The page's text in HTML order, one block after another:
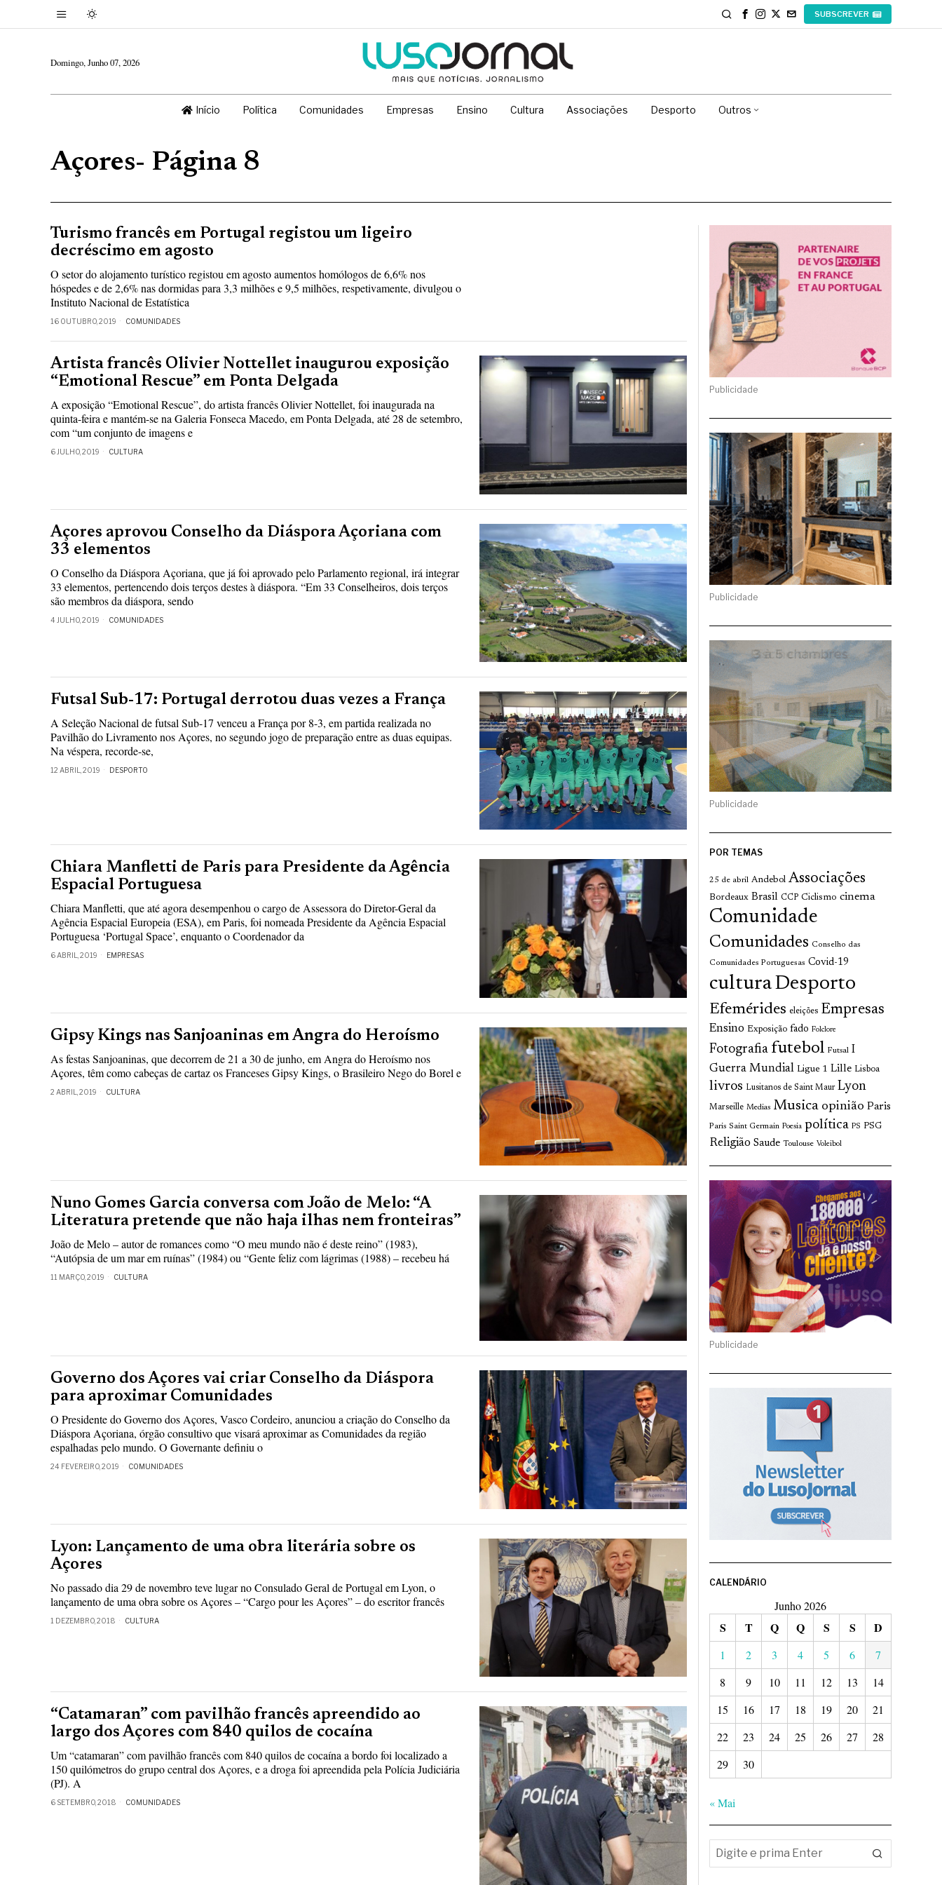
SUBSCREVER
Domingo, Junho 07, 2026
Início Política Comunidades Empresas Ensino Cultura Associações Desporto Outros
Açores- Página 8
Turismo francês em Portugal registou um ligeiro
decréscimo em agosto
O setor do alojamento turístico registou em agosto aumentos homólogos de 6,6% nos
hóspedes e de 2,6% nas dormidas para 3,3 milhões e 9,5 milhões, respetivamente, divulgou o
Instituto Nacional de Estatística
16 OUTUBRO, 2019 COMUNIDADES
Artista francês Olivier Nottellet inaugurou exposição
“Emotional Rescue” em Ponta Delgada
A exposição “Emotional Rescue”, do artista francês Olivier Nottellet, foi inaugurada na
quinta-feira e mantém-se na Galeria Fonseca Macedo, em Ponta Delgada, até 28 de setembro,
com “um conjunto de imagens e
6 JULHO, 2019 CULTURA
Açores aprovou Conselho da Diáspora Açoriana com
33 elementos
O Conselho da Diáspora Açoriana, que já foi aprovado pelo Parlamento regional, irá integrar
33 elementos, pertencendo dois terços destes à diáspora. “Em 33 Conselheiros, dois terços
são membros da diáspora, sendo
4 JULHO, 2019 COMUNIDADES
Futsal Sub-17: Portugal derrotou duas vezes a França
A Seleção Nacional de futsal Sub-17 venceu a França por 8-3, em partida realizada no
Pavilhão do Livramento nos Açores, no segundo jogo de preparação entre as duas equipas.
Na véspera, recorde-se,
12 ABRIL, 2019 DESPORTO
Chiara Manfletti de Paris para Presidente da Agência
Espacial Portuguesa
Chiara Manfletti, que até agora desempenhou o cargo de Assessora do Diretor-Geral da
Agência Espacial Europeia (ESA), em Paris, foi nomeada Presidente da Agência Espacial
Portuguesa ‘Portugal Space’, enquanto o Coordenador da
6 ABRIL, 2019 EMPRESAS
Gipsy Kings nas Sanjoaninas em Angra do Heroísmo
As festas Sanjoaninas, que decorrem de 21 a 30 de junho, em Angra do Heroísmo nos
Açores, têm como cabeças de cartaz os Franceses Gipsy Kings, o Brasileiro Nego do Borel e
2 ABRIL, 2019 CULTURA
Nuno Gomes Garcia conversa com João de Melo: “A
Literatura pretende que não haja ilhas nem fronteiras”
João de Melo – autor de romances como “O meu mundo não é deste reino” (1983),
“Autópsia de um mar em ruínas” (1984) ou “Gente feliz com lágrimas (1988) – recebeu há
11 MARÇO, 2019 CULTURA
Governo dos Açores vai criar Conselho da Diáspora
para aproximar Comunidades
O Presidente do Governo dos Açores, Vasco Cordeiro, anunciou a criação do Conselho da
Diáspora Açoriana, órgão consultivo que visará aproximar as Comunidades da região
espalhadas pelo mundo. O Governante definiu o
24 FEVEREIRO, 2019 COMUNIDADES
Lyon: Lançamento de uma obra literária sobre os
Açores
No passado dia 29 de novembro teve lugar no Consulado Geral de Portugal em Lyon, o
lançamento de uma obra sobre os Açores – “Cargo pour les Açores” – do escritor francês
1 DEZEMBRO, 2018 CULTURA
“Catamaran” com pavilhão francês apreendido ao
largo dos Açores com 840 quilos de cocaína
Um “catamaran” com pavilhão francês com 840 quilos de cocaína a bordo foi localizado a
150 quilómetros do grupo central dos Açores, e a droga foi apreendida pela Polícia Judiciária
(PJ). A
6 SETEMBRO, 2018 COMUNIDADES
Publicidade
Publicidade
Publicidade
POR TEMAS
25 de abril Andebol Associações
Bordeaux Brasil CCP Ciclismo cinema
Comunidade
Comunidades Conselho das
Comunidades Portuguesas Covid-19
culturaDesporto
Efemérides eleições Empresas
Ensino Exposição fado Folclore
Fotografia futebol Futsal I
Guerra Mundial Ligue 1 Lille Lisboa
livros Lusitanos de Saint Maur Lyon
Marseille Medias Musica opinião Paris
Paris Saint Germain Poesia política PS PSG
Religião Saude Toulouse Voleibol
Publicidade
CALENDÁRIO
Junho 2026
S T Q Q S S D
1 2 3 4 5 6
7
8
9 10 11 12 13
14
15
16 17 18 19 20
21
22
23 24 25 26 27
28
29
30
« Mai